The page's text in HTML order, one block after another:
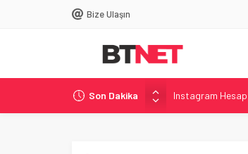
Bize Ulaşın
Son Dakika
Instagram Hesap
DNS Ayarları